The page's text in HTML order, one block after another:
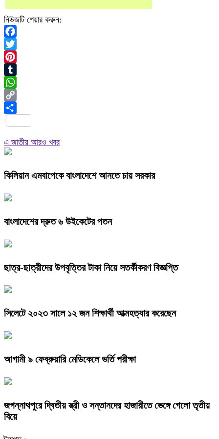
নিউজটি শেয়ার করুন:
Facebook
Twitter
Pinterest
Tumblr
WhatsApp
Copy
Link
এ জাতীয় আরও খবর
কিলিয়ান এমবাপেকে বাংলাদেশে আনতে চায় সরকার
বাংলাদেশের দ্রুত ৬ উইকেটের পতন
ছাত্র-ছাত্রীদের উপবৃত্তির টাকা নিয়ে সতর্কীকরণ বিজ্ঞপ্তি
সিলেটে ২০২৩ সালে ১২ জন শিক্ষার্থী আত্মহত্যার করেছেন
আগামী ৯ ফেব্রুয়ারি মেডিকেলে ভর্তি পরীক্ষা
জগন্নাথপুরে দ্বিতীয় স্ত্রী ও সন্তানদের হাজারীতে ভেঙ্গে গেলো তৃতীয়
বিয়ে